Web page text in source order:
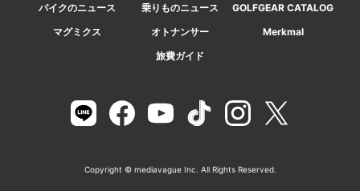
バイクのニュース
乗りものニュース
GOLFGEAR CATALOG
マグミクス
オトナンサー
Merkmal
旅費ガイド
Copyright © mediavague Inc. All Rights Reserved.